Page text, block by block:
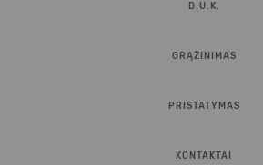
D.U.K.
GRĄŽINIMAS
PRISTATYMAS
KONTAKTAI